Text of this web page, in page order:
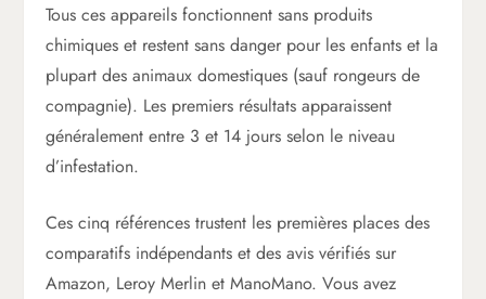
Tous ces appareils fonctionnent sans produits
chimiques et restent sans danger pour les enfants et la
plupart des animaux domestiques (sauf rongeurs de
compagnie). Les premiers résultats apparaissent
généralement entre 3 et 14 jours selon le niveau
d’infestation.
Ces cinq références trustent les premières places des
comparatifs indépendants et des avis vérifiés sur
Amazon, Leroy Merlin et ManoMano. Vous avez